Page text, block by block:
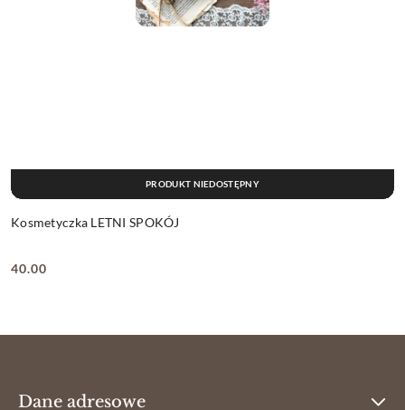
Kosmetyczka LETNI SPOKÓJ
Cena:
40.00
PRODUKT NIEDOSTĘPNY
Dane adresowe